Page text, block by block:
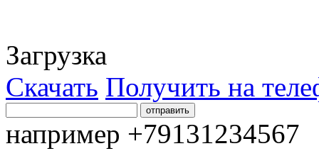
Загрузка
Скачать Получить на
например +79131234567